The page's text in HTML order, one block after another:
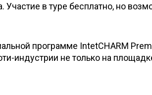
Участие в туре бесплатно, но
программе IntetCHARM
индустрии не только на